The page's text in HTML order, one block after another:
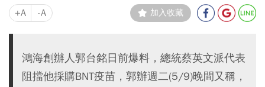
+A -A 加入收藏
鴻海創辦人郭台銘日前爆料，總統蔡英文派代表
阻擋他採購BNT疫苗，郭辦週二(5/9)晚間又稱，